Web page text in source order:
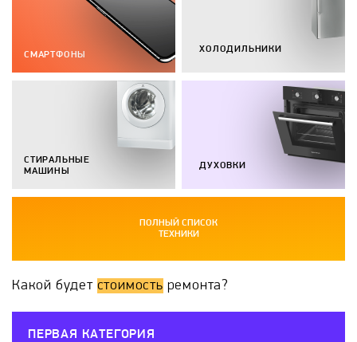
СМАРТФОНЫ
СТИРАЛЬНЫЕ
МАШИНЫ
ХОЛОДИЛЬНИКИ
ДУХОВКИ
ПОЛНЫЙ СПИСОК
ТЕХНИКИ
Какой будет стоимость ремонта?
ПЕРВАЯ КАТЕГОРИЯ